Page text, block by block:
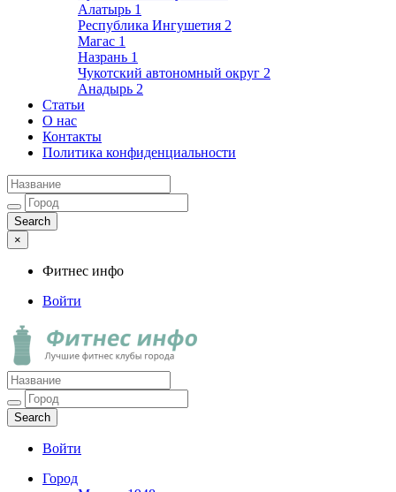
Алатырь 1
Республика Ингушетия 2
Магас 1
Назрань 1
Чукотский автономный округ 2
Анадырь 2
Статьи
О нас
Контакты
Политика конфиденциальности
×
Фитнес инфо
Войти
Фитнес инфо
Лучшие фитнес клубы города
Войти
Город